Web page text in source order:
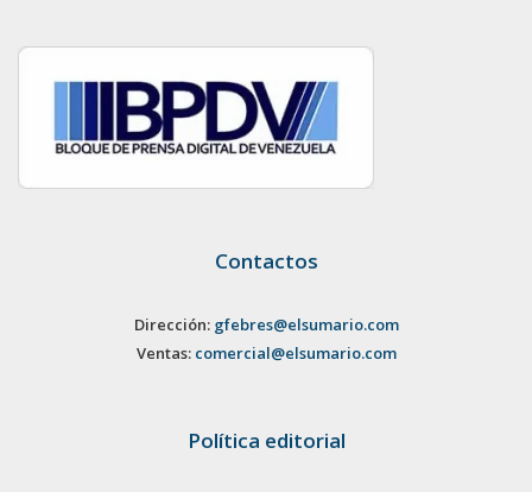
Contactos
Dirección: gfebres@elsumario.com
Ventas: comercial@elsumario.com
Política editorial